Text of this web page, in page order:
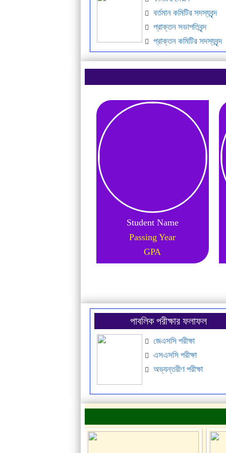
বর্তমান কমিটির সদস্যবৃন্দ
প্রাক্তন সভাপতিবৃন্দ
প্রাক্তন কমিটির সদস্যবৃন্দ
Student Name
Passing Year
GPA
পাবলিক পরীক্ষার ফলাফল
জেএসসি পরীক্ষা
এসএসসি পরীক্ষা
অভ্যন্তরীণ পরীক্ষা